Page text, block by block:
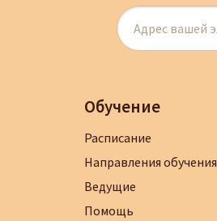
Обучение
Расписание
Направления обучения
Ведущие
Помощь